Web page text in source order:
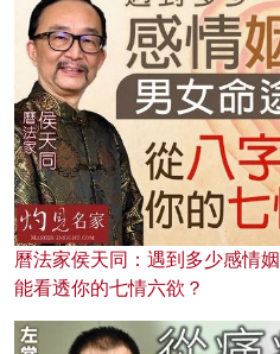
曆法家侯天同：遇到多少感情
能看透你的七情六欲？